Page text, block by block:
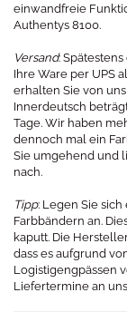
einwandfreie
Authentys 8100.
Versand:
Ihre Ware per UPS
erhalten Sie von
Innerdeutsch
Tage. Wir haben
dennoch mal ein
Sie umgehend und
nach.
Tipp: Legen Sie
Farbbändern an.
kaputt. Die
dass es aufgrund
Logistigengpässen
Liefertermine an